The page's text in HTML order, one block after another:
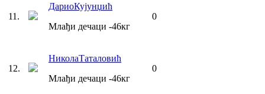
11 .
ДариоКујунџић
Млађи дечаци -46кг
0
12.
НиколаТаталовић
Млађи дечаци -46кг
0